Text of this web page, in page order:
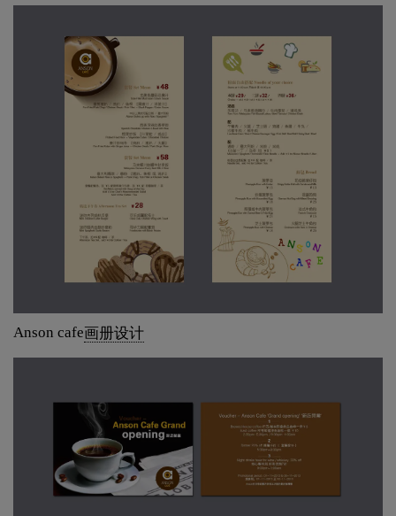
Anson cafe画册设计